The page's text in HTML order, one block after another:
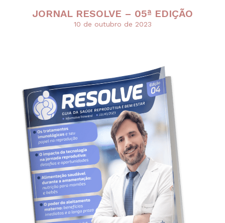
JORNAL RESOLVE – 05ª EDIÇÃO
10 de outubro de 2023